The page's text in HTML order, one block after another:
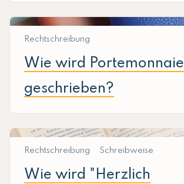
Rechtschreibung
Wie wird Portemonnaie
geschrieben?
Rechtschreibung Schreibweise
Wie wird "Herzlich